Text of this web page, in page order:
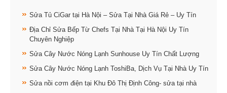
Sửa Tủ CiGar tại Hà Nội – Sửa Tại Nhà Giá Rẻ – Uy Tín
Địa Chỉ Sửa Bếp Từ Chefs Tại Nhà Tại Hà Nội Uy Tín
Chuyên Nghiệp
Sửa Cây Nước Nóng Lạnh Sunhouse Uy Tín Chất Lượng
Sửa Cây Nước Nóng Lạnh ToshiBa, Dịch Vụ Tại Nhà Uy Tín
Sửa nồi cơm điện tại Khu Đô Thị Định Công- sửa tại nhà